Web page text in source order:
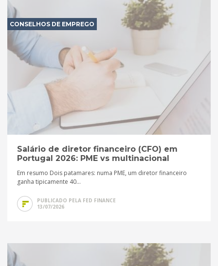
CONSELHOS DE EMPREGO
Salário de diretor financeiro (CFO) em
Portugal 2026: PME vs multinacional
Em resumo Dois patamares: numa PME, um diretor financeiro
ganha tipicamente 40...
PUBLICADO PELA FED FINANCE
13/07/2026